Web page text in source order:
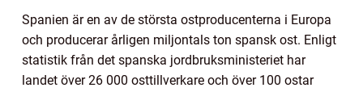
Spanien är en av de största ostproducenterna i Europa
och producerar årligen miljontals ton spansk ost. Enligt
statistik från det spanska jordbruksministeriet har
landet över 26 000 osttillverkare och över 100 ostar